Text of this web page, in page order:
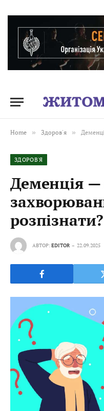
Home » Здоров'я » Деменція
ЗДОРОВ'Я
Деменція —
розпізнати?
АВТОР:EDITOR 22.09.2025